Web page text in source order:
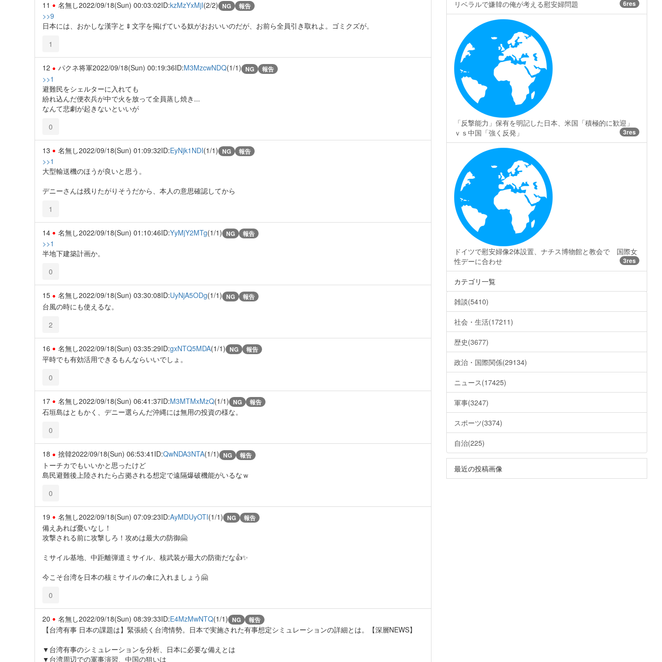
11 名無し2022/09/18(Sun) 00:03:02ID:kzMzYxMjI(2/2) NG 報告
>>9
日本には、おかしな漢字と🍢文字を掲げている奴がおおいいのだが、お前ら全員引き取れよ。ゴミクズが。
1
12 パクネ将軍2022/09/18(Sun) 00:19:36ID:M3MzcwNDQ(1/1) NG 報告
>>1
避難民をシェルターに入れても
紛れ込んだ便衣兵が中で火を放って全員蒸し焼き...
なんて悲劇が起きないといいが
0
13 名無し2022/09/18(Sun) 01:09:32ID:EyNjk1NDI(1/1) NG 報告
>>1
大型輸送機のほうが良いと思う。
デニーさんは残りたがりそうだから、本人の意思確認してから
1
14 名無し2022/09/18(Sun) 01:10:46ID:YyMjY2MTg(1/1) NG 報告
>>1
半地下建築計画か。
0
15 名無し2022/09/18(Sun) 03:30:08ID:UyNjA5ODg(1/1) NG 報告
台風の時にも使えるな。
2
16 名無し2022/09/18(Sun) 03:35:29ID:gxNTQ5MDA(1/1) NG 報告
平時でも有効活用できるもんならいいでしょ。
0
17 名無し2022/09/18(Sun) 06:41:37ID:M3MTMxMzQ(1/1) NG 報告
石垣島はともかく、デニー選らんだ沖縄には無用の投資の様な。
0
18 捨韓2022/09/18(Sun) 06:53:41 ID:QwNDA3NTA(1/1) NG 報告
トーチカでもいいかと思ったけど
島民避難後上陸されたら占拠される想定で遠隔爆破機能がいるなｗ
0
19 名無し2022/09/18(Sun) 07:09:23ID:AyMDUyOTI(1/1) NG 報告
備えあれば憂いなし！
攻撃される前に攻撃しろ！攻めは最大の防御🤗
ミサイル基地、中距離弾道ミサイル、核武装が最大の防衛だな👍✨
今こそ台湾を日本の核ミサイルの傘に入れましょう🤗
0
20 名無し2022/09/18(Sun) 08:39:33ID:E4MzMwNTQ(1/1) NG 報告
【台湾有事 日本の課題は】緊張続く台湾情勢。日本で実施された有事想定シミュレーションの詳細とは。【深層NEWS】
▼台湾有事のシミュレーションを分析、日本に必要な備えとは
▼台湾周辺での軍事演習、中国の狙いは
リベラルで嫌韓の俺が考える慰安婦問題 6res
「反撃能力」保有を明記した日本、米国「積極的に歓迎」
ｖｓ中国「強く反発」
3res
ドイツで慰安婦像2体設置、ナチス博物館と教会で 国際女
性デーに合わせ
3res
カテゴリ一覧
雑談(5410)
社会・生活(17211)
歴史(3677)
政治・国際関係(29134)
ニュース(17425)
軍事(3247)
スポーツ(3374)
自治(225)
最近の投稿画像